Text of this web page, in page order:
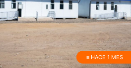
≡ HACE 1 MES